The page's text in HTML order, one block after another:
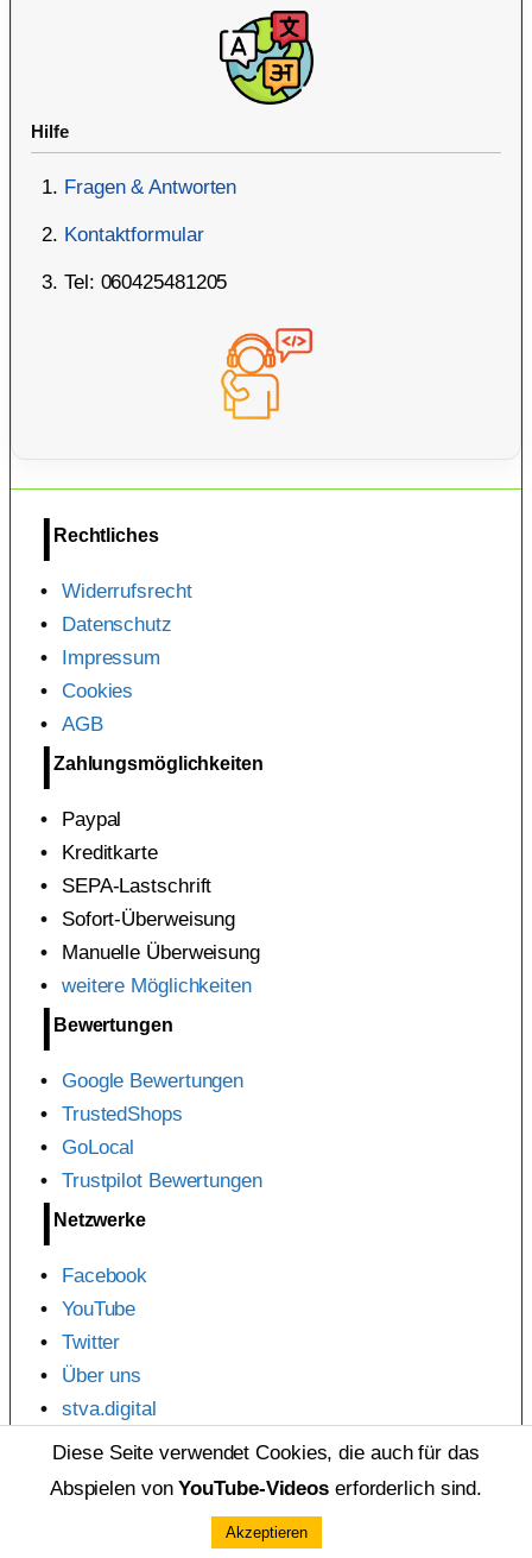
Hilfe
Fragen & Antworten
Kontaktformular
Tel: 060425481205
Rechtliches
Widerrufsrecht
Datenschutz
Impressum
Cookies
AGB
Zahlungsmöglichkeiten
Paypal
Kreditkarte
SEPA-Lastschrift
Sofort-Überweisung
Manuelle Überweisung
weitere Möglichkeiten
Bewertungen
Google Bewertungen
TrustedShops
GoLocal
Trustpilot Bewertungen
Netzwerke
Facebook
YouTube
Twitter
Über uns
stva.digital
2020-2026 Bozkurt Zulassungsdienst
Diese Seite verwendet Cookies, die auch für das
Abspielen vonYouTube-Videos erforderlich sind.
Akzeptieren